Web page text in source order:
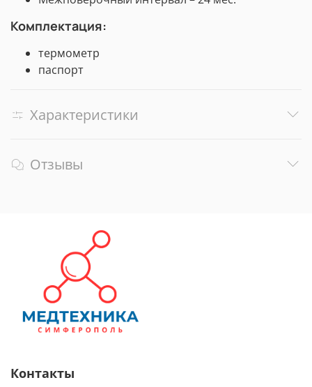
Комплектация:
термометр
паспорт
Характеристики
Отзывы
Контакты